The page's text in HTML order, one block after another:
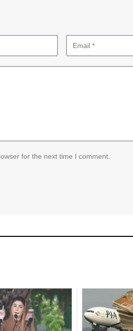
for the next time I comment.